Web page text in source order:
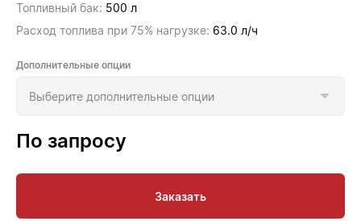
Топливный бак: 500 л
Расход топлива при 75% нагрузке: 63.0 л/ч
Дополнительные опции
По запросу
Заказать